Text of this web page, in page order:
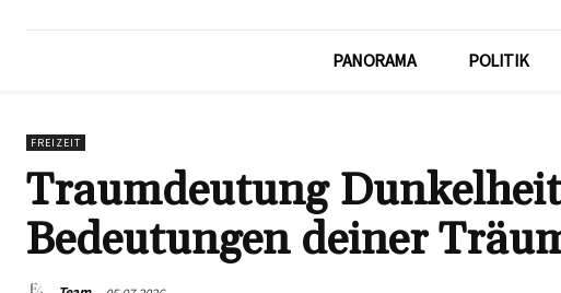
PANORAMA POLITIK
FREIZEIT
Traumdeutung
Bedeutungen deiner